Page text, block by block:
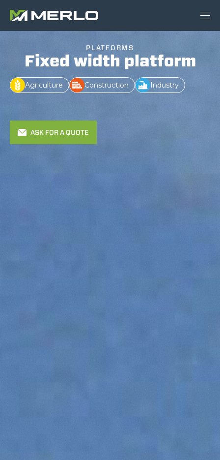
PLATFORMS
Fixed width platform
Agriculture Construction Industry
ASK FOR A QUOTE